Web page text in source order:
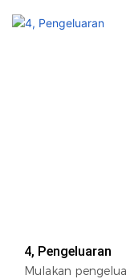
4, Pengeluaran
Mulakan